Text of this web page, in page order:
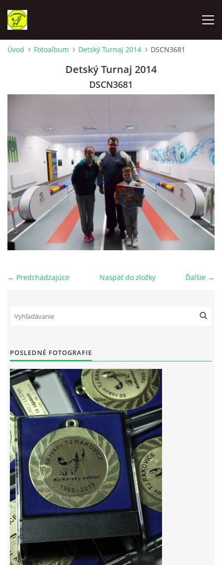
VYLOSOVANIE - SÚŤAŽNÝ ROČNÍK 2025-2026
TJ RAKOVICE "B"
TJ RAKOVICE ŽENY
TJ RAKOVICE DORAST
OBECNÁ INTERLIGA
NOVOROČNÝ TURNAJ
POZVÁNKY
LETNÝ TURNAJ JEDNOTLIVCOV
HODOVÝ TURNAJ
VIDEÁ Z RAKOVÍC
GPS SÚRADNICE
REKORDY NA KOLKÁRNI TJ RAKOVICE
Úvod Fotoalbum Detský Turnaj 2014 DSCN3681
Detský Turnaj 2014
DSCN3681
← Predchádzajúce Ďalšie →
Naspäť do zložky
POSLEDNÉ FOTOGRAFIE